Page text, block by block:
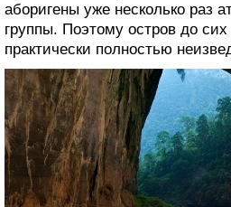
аборигены уже несколько раз
группы. Поэтому остров до сих
практически полностью